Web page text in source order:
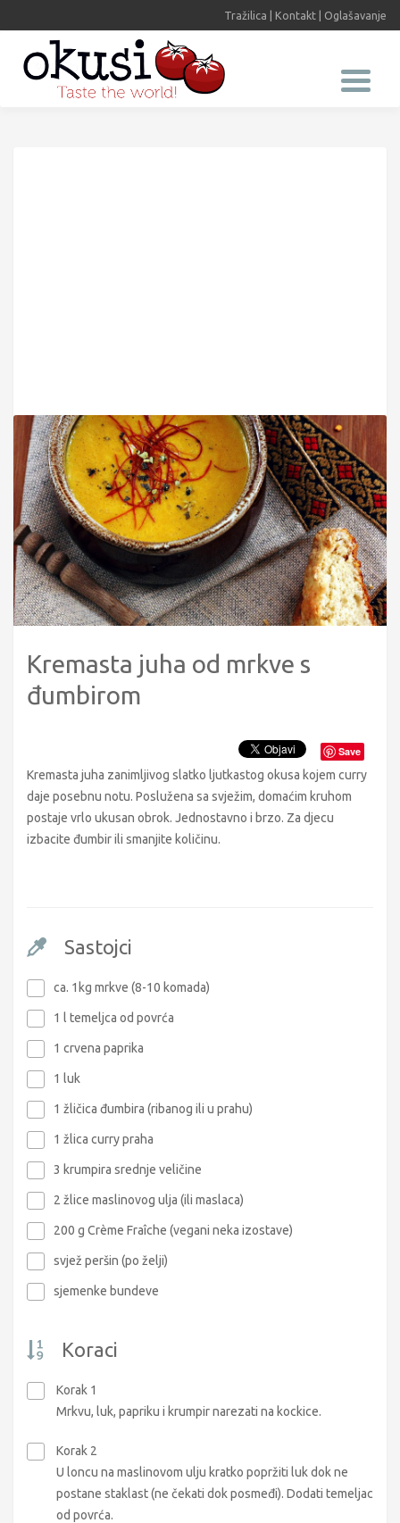
Tražilica Kontakt Oglašavanje
Kremasta juha od mrkve s
đumbirom
Save
Kremasta juha zanimljivog slatko ljutkastog okusa kojem curry
daje posebnu notu. Poslužena sa svježim, domaćim kruhom
postaje vrlo ukusan obrok. Jednostavno i brzo. Za djecu
izbacite đumbir ili smanjite količinu.
Sastojci
ca. 1kg mrkve (8-10 komada)
1 l temeljca od povrća
1 crvena paprika
1 luk
1 žličica đumbira (ribanog ili u prahu)
1 žlica curry praha
3 krumpira srednje veličine
2 žlice maslinovog ulja (ili maslaca)
200 g Crème Fraîche (vegani neka izostave)
svjež peršin (po želji)
sjemenke bundeve
Koraci
Korak 1
Mrkvu, luk, papriku i krumpir narezati na kockice.
Korak 2
U loncu na maslinovom ulju kratko popržiti luk dok ne
postane staklast (ne čekati dok posmeđi). Dodati temeljac
od povrća.